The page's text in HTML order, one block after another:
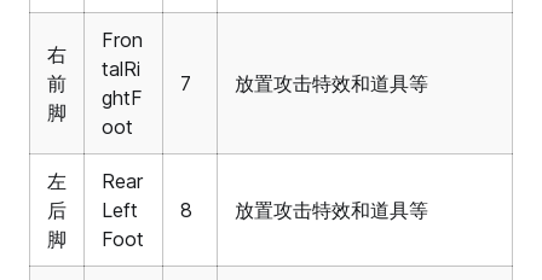
右
前
脚
Fron
talRi
ghtF
oot
7 放置攻击特效和道具等
左
后
脚
Rear
Left
Foot
8 放置攻击特效和道具等